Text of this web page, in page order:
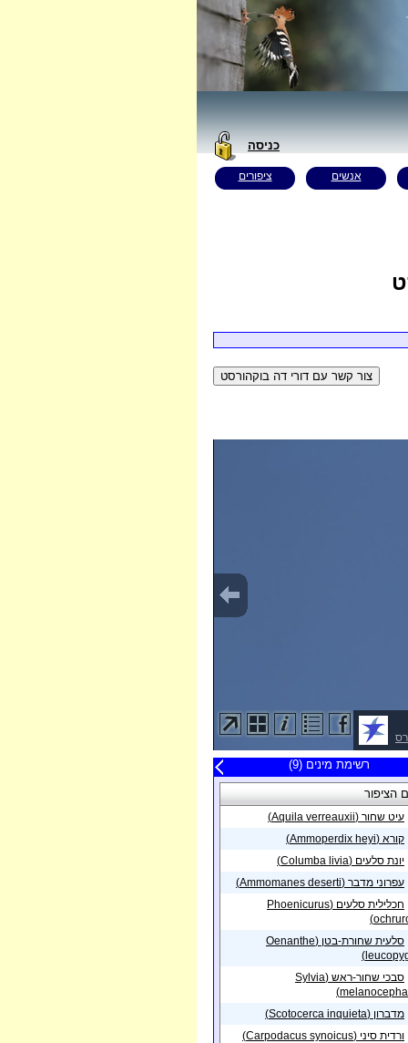
כניסה
אנשים ציפורים
רשימת מינים (9)
20 תצפיות אחרונות
הציפור
עיט שחור (Aquila verreauxii)
קורא (Ammoperdix heyi)
יונת סלעים (Columba livia)
עפרוני מדבר (Ammomanes deserti)
חכלילית סלעים (Phoenicurus
סלעית שחורת-בטן (Oenanthe
סבכי שחור-ראש (Sylvia
מדברון (Scotocerca inquieta)
ורדית סיני (Carpodacus synoicus)
23/12/2013
בנקודה באזור
אילת צפוניים